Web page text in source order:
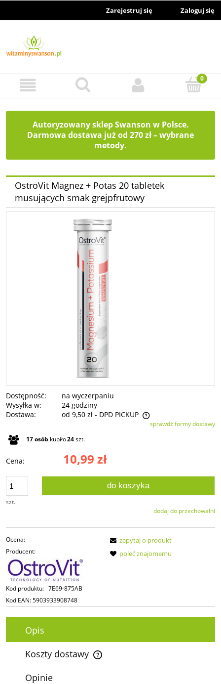
Zarejestruj się Zaloguj się
Autoryzowany sklep Swanson w Polsce.
Darmowa dostawa już od 270 zł – wybrane
metody.
OstroVit Magnez + Potas 20 tabletek
musujących smak grejpfrutowy
Dostępność:
na wyczerpaniu
Wysyłka w:
24 godziny
Dostawa:
od 9,50 zł - DPD PICKUP
Cena nie zawiera ewentualnych kosztów płatnościsprawdź formy dostawy
17osób kupiło24szt.
Cena: 10,99 zł
szt.
do koszyka
dodaj do przechowalni
Ocena:
Producent:
Kod produktu: 7E69-875AB
Kod EAN:5903933908748
zapytaj o produkt
poleć znajomemu
Opis
Koszty dostawy
Cena nie zawiera ewentualnych kosztów płatności
Opinie